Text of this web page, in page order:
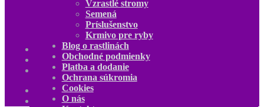
Vzrastlé stromy
Semená
Príslušenstvo
Krmivo pre ryby
Blog o rastlinách
O nás
Kontakt
Vzrastlé stromy
Semená
Príslušenstvo
Krmivo pre ryby
Blog o rastlinách
Obchodné podmienky
Platba a dodanie
Ochrana súkromia
Cookies
O nás
€ 0 produktov